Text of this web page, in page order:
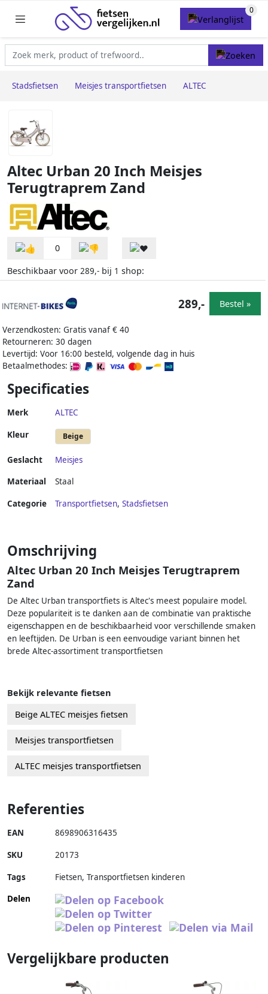
Stadsfietsen Meisjes transportfietsen ALTEC
Altec Urban 20 Inch Meisjes
Terugtraprem Zand
0
Beschikbaar voor 289,- bij 1 shop:
Verzendkosten: Gratis vanaf € 40
Retourneren: 30 dagen
Levertijd: Voor 16:00 besteld, volgende dag in huis
Betaalmethodes:
289,- Bestel »
Specificaties
Merk ALTEC
Kleur Beige
Geslacht
Meisjes
Materiaal
Staal
Categorie Transportfietsen, Stadsfietsen
Omschrijving
Altec Urban 20 Inch Meisjes Terugtraprem
Zand
De Altec Urban transportfiets is Altec's meest populaire model.
Deze populariteit is te danken aan de combinatie van praktische
eigenschappen en de beschikbaarheid voor verschillende smaken
en leeftijden. De Urban is een eenvoudige variant binnen het
brede Altec-assortiment transportfietsen
Bekijk relevante fietsen
Beige ALTEC meisjes fietsen
Meisjes transportfietsen
ALTEC meisjes transportfietsen
Referenties
EAN 8698906316435
SKU 20173
Tags
Fietsen, Transportfietsen kinderen
Delen
Vergelijkbare producten